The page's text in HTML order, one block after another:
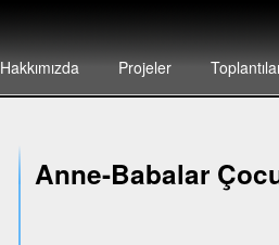
Hakkımızda Projeler
Anne-Babalar